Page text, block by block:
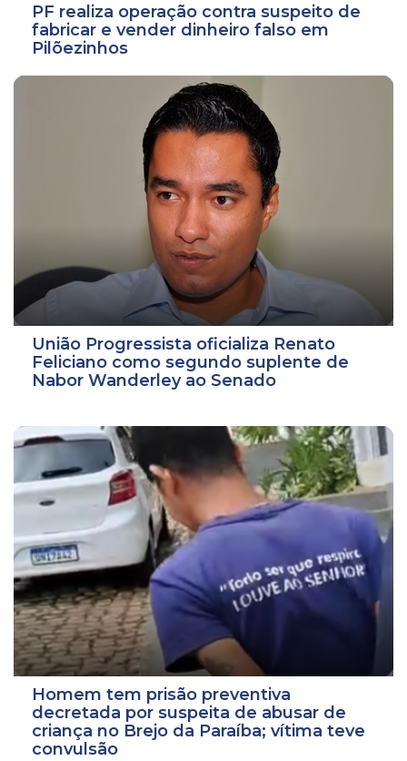
PF realiza operação contra suspeito de
fabricar e vender dinheiro falso em
Pilõezinhos
União Progressista oficializa Renato
Feliciano como segundo suplente de
Nabor Wanderley ao Senado
Homem tem prisão preventiva
decretada por suspeita de abusar de
criança no Brejo da Paraíba; vítima teve
convulsão